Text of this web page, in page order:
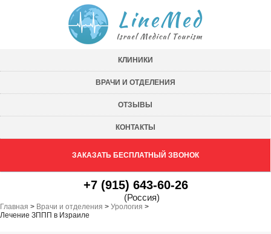
КЛИНИКИ
ВРАЧИ И ОТДЕЛЕНИЯ
ОТЗЫВЫ
КОНТАКТЫ
ЗАКАЗАТЬ БЕСПЛАТНЫЙ ЗВОНОК
+7 (915) 643-60-26
(Россия)
Главная > Врачи и отделения > Урология >
Лечение ЗППП в Израиле